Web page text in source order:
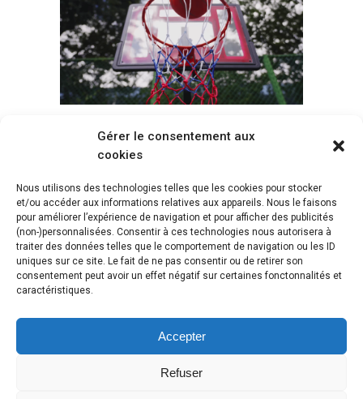
Gérer le consentement aux
cookies
Nous utilisons des technologies telles que les cookies pour stocker
et/ou accéder aux informations relatives aux appareils. Nous le faisons
pour améliorer l’expérience de navigation et pour afficher des publicités
(non-)personnalisées. Consentir à ces technologies nous autorisera à
traiter des données telles que le comportement de navigation ou les ID
uniques sur ce site. Le fait de ne pas consentir ou de retirer son
consentement peut avoir un effet négatif sur certaines fonctonnalités et
caractéristiques.
Accepter
Refuser
Voir tous les paniers